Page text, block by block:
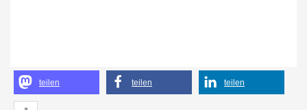
teilen teilen teilen